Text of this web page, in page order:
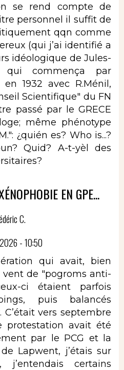
se rend compte de
personnel il suffit de
qqn comme
(qui j’ai identifié a
idéologique de Jules-
qui commença par
1932 avec R.Ménil,
Scientifique" du FN
passé par le GRECE
même phénotype
¿quién es? Who is...?
Quid? A-t-yèl des
EN GPE...
C.
- 10:50
qui avait, bien
vent de "pogroms anti-
ci étaient parfois
puis balancés
vers septembre
protestation avait été
par le PCG et la
Lapwent, j’étais sur
j’entendais certains